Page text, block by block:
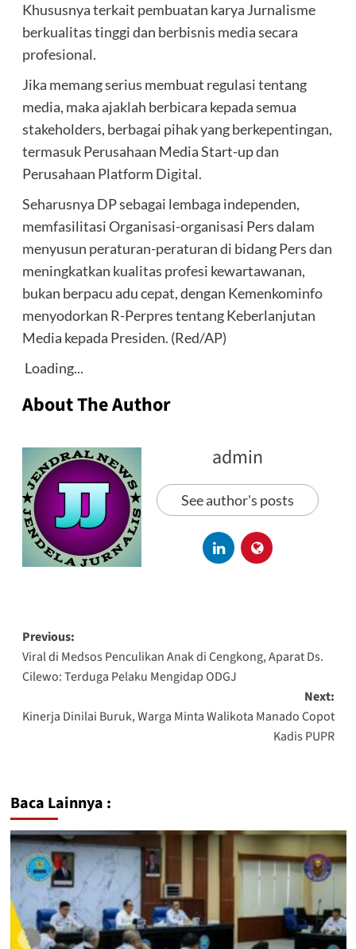
Khususnya terkait pembuatan karya Jurnalisme
berkualitas tinggi dan berbisnis media secara
profesional.
Jika memang serius membuat regulasi tentang
media, maka ajaklah berbicara kepada semua
stakeholders, berbagai pihak yang berkepentingan,
termasuk Perusahaan Media Start-up dan
Perusahaan Platform Digital.
Seharusnya DP sebagai lembaga independen,
memfasilitasi Organisasi-organisasi Pers dalam
menyusun peraturan-peraturan di bidang Pers dan
meningkatkan kualitas profesi kewartawanan,
bukan berpacu adu cepat, dengan Kemenkominfo
menyodorkan R-Perpres tentang Keberlanjutan
Media kepada Presiden. (Red/AP)
Loading...
About The Author
admin
See author's posts
Previous:
Viral di Medsos Penculikan Anak di Cengkong, Aparat Ds.
Cilewo: Terduga Pelaku Mengidap ODGJ
Next:
Kinerja Dinilai Buruk, Warga Minta Walikota Manado Copot
Kadis PUPR
Baca Lainnya :